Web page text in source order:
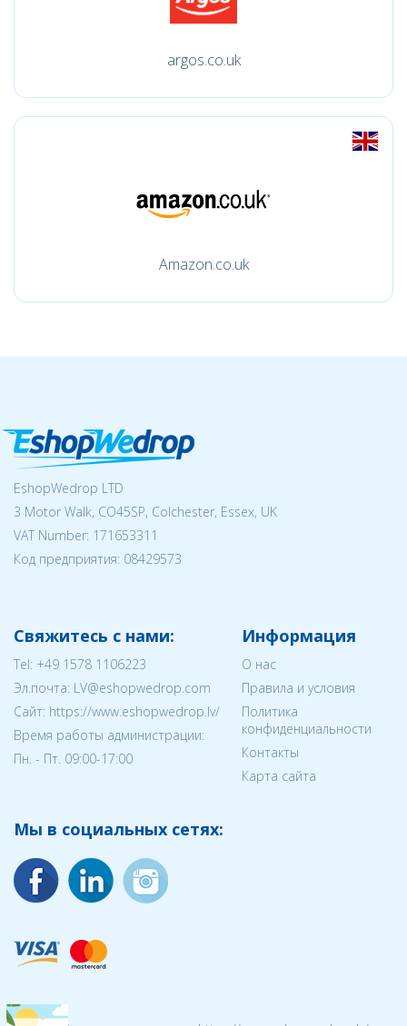
argos.co.uk
Amazon.co.uk
EshopWedrop LTD
3 Motor Walk, CO45SP, Colchester, Essex, UK
VAT Number: 171653311
Код предприятия: 08429573
Свяжитесь с нами:
Tel: +49 1578 1106223
Эл.почта: LV@eshopwedrop.com
Cайт: https://www.eshopwedrop.lv/
Время работы администрации:
Пн. - Пт. 09:00-17:00
Информация
О нас
Правила и условия
Политика
конфиденциальности
Контакты
Карта сайта
Мы в социальных сетях: